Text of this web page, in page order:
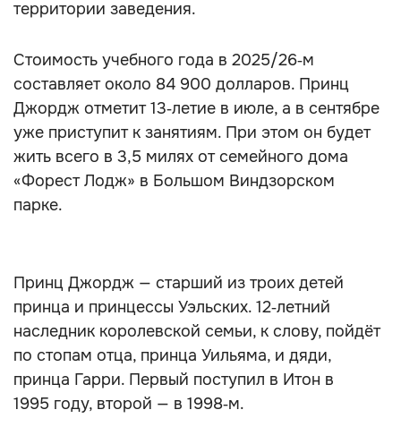
территории заведения.
Стоимость учебного года в 2025/26‑м
составляет около 84 900 долларов. Принц
Джордж отметит 13‑летие в июле, а в сентябре
уже приступит к занятиям. При этом он будет
жить всего в 3,5 милях от семейного дома
«Форест Лодж» в Большом Виндзорском
парке.
Принц Джордж — старший из троих детей
принца и принцессы Уэльских. 12‑летний
наследник королевской семьи, к слову, пойдёт
по стопам отца, принца Уильяма, и дяди,
принца Гарри. Первый поступил в Итон в
1995 году, второй — в 1998‑м.